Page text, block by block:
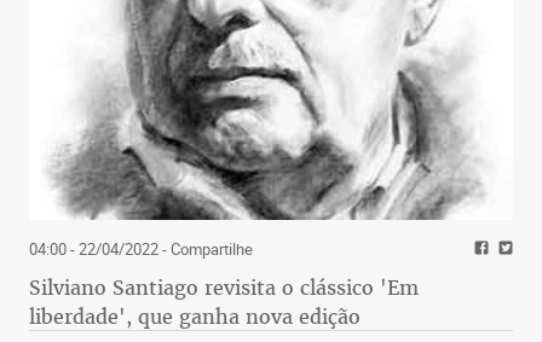
04:00 - 22/04/2022- Compartilhe
Silviano Santiago revisita o clássico 'Em
liberdade', que ganha nova edição